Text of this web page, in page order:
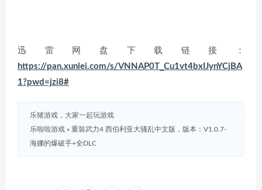
迅雷网盘下载链接：
https://pan.xunlei.com/s/VNNAP0T_Cu1vt4bxIJynYCjBA
1?pwd=jzi8#
乐猪游戏，大家一起玩游戏
乐啦啦游戏 » 重裝武力4 西伯利亚大骚乱中文版，版本：V1.0.7-
海娜的爆破手+全DLC